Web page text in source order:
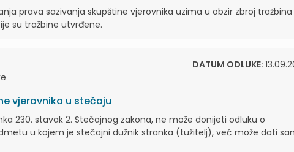
prava sazivanja skupštine vjerovnika uzima u obzir zbroj tražbina
su tražbine utvrđene.
DATUM ODLUKE:
vjerovnika u stečaju
230. stavak 2. Stečajnog zakona, ne može donijeti odluku o
u kojem je stečajni dužnik stranka (tužitelj), već može dati